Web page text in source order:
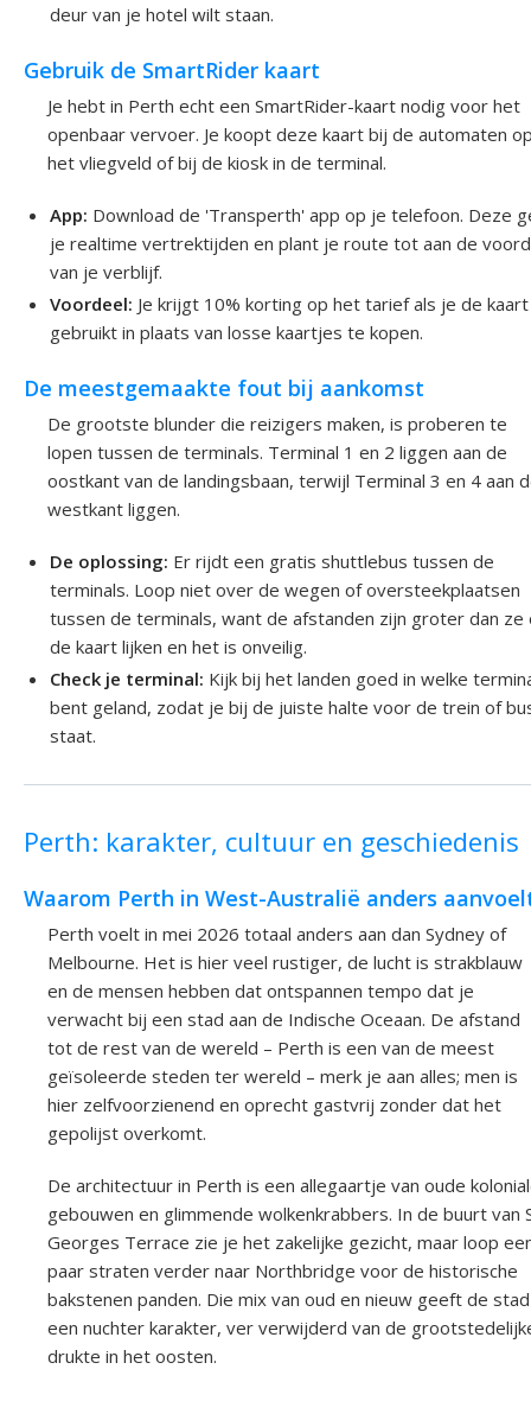
deur van je hotel wilt staan.
Gebruik de SmartRider kaart
Je hebt in Perth echt een SmartRider-kaart nodig voor het
openbaar vervoer. Je koopt deze kaart bij de automaten
het vliegveld of bij de kiosk in de terminal.
App: Download de 'Transperth' app op je telefoon. Deze
je realtime vertrektijden en plant je route tot aan de
van je verblijf.
Voordeel: Je krijgt 10% korting op het tarief als je de kaart
gebruikt in plaats van losse kaartjes te kopen.
De meestgemaakte fout bij aankomst
De grootste blunder die reizigers maken, is proberen te
lopen tussen de terminals. Terminal 1 en 2 liggen aan de
oostkant van de landingsbaan, terwijl Terminal 3 en 4 aan
westkant liggen.
De oplossing: Er rijdt een gratis shuttlebus tussen de
terminals. Loop niet over de wegen of oversteekplaatsen
tussen de terminals, want de afstanden zijn groter dan ze
de kaart lijken en het is onveilig.
Check je terminal: Kijk bij het landen goed in welke
bent geland, zodat je bij de juiste halte voor de trein of
staat.
Perth: karakter, cultuur en geschiedenis
Waarom Perth in West-Australië anders
Perth voelt in mei 2026 totaal anders aan dan Sydney of
Melbourne. Het is hier veel rustiger, de lucht is strakblauw
en de mensen hebben dat ontspannen tempo dat je
verwacht bij een stad aan de Indische Oceaan. De afstand
tot de rest van de wereld – Perth is een van de meest
geïsoleerde steden ter wereld – merk je aan alles; men is
hier zelfvoorzienend en oprecht gastvrij zonder dat het
gepolijst overkomt.
De architectuur in Perth is een allegaartje van oude
gebouwen en glimmende wolkenkrabbers. In de buurt van
Georges Terrace zie je het zakelijke gezicht, maar loop
paar straten verder naar Northbridge voor de historische
bakstenen panden. Die mix van oud en nieuw geeft de stad
een nuchter karakter, ver verwijderd van de
drukte in het oosten.